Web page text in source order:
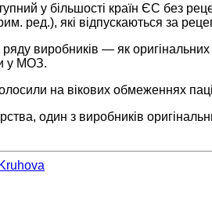
у більшості країн ЄС без
ред.), які відпускаються за
виробників — як оригінальних
у МОЗ.
на вікових обмеженнях
один з виробників